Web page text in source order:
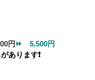
円 ⏩ 5,500円
があります❗